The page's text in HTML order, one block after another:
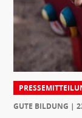
GUTE BILDUNG